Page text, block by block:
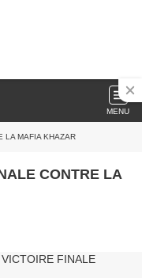
MENU
LA MAFIA KHAZAR
CONTRE LA